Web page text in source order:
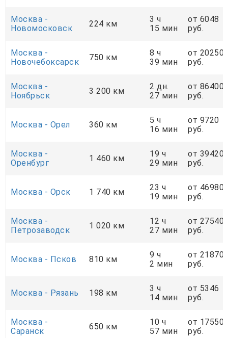
Москва -
Новомосковск
224 км
3 ч
15 мин
от 6048
руб.
Москва -
Новочебоксарск
750 км
8 ч
39 мин
от 20250
руб.
Москва -
Ноябрьск
3 200 км
2 дн.
27 мин
от 86400
руб.
Москва - Орел 360 км
5 ч
16 мин
от 9720
руб.
Москва -
Оренбург
1 460 км
19 ч
29 мин
от 39420
руб.
Москва - Орск 1 740 км
23 ч
19 мин
от 46980
руб.
Москва -
Петрозаводск
1 020 км
12 ч
27 мин
от 27540
руб.
Москва - Псков 810 км
9 ч
2 мин
от 21870
руб.
Москва - Рязань 198 км
3 ч
14 мин
от 5346
руб.
Москва -
Саранск
650 км
10 ч
57 мин
от 17550
руб.